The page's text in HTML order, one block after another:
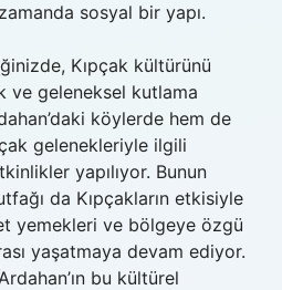
sosyal bir yapı.
Kıpçak kültürünü
ve geleneksel kutlama
köylerde hem de
gelenekleriyle ilgili
yapılıyor. Bunun
da Kıpçakların etkisiyle
yemekleri ve bölgeye özgü
yaşatmaya devam ediyor.
bu kültürel